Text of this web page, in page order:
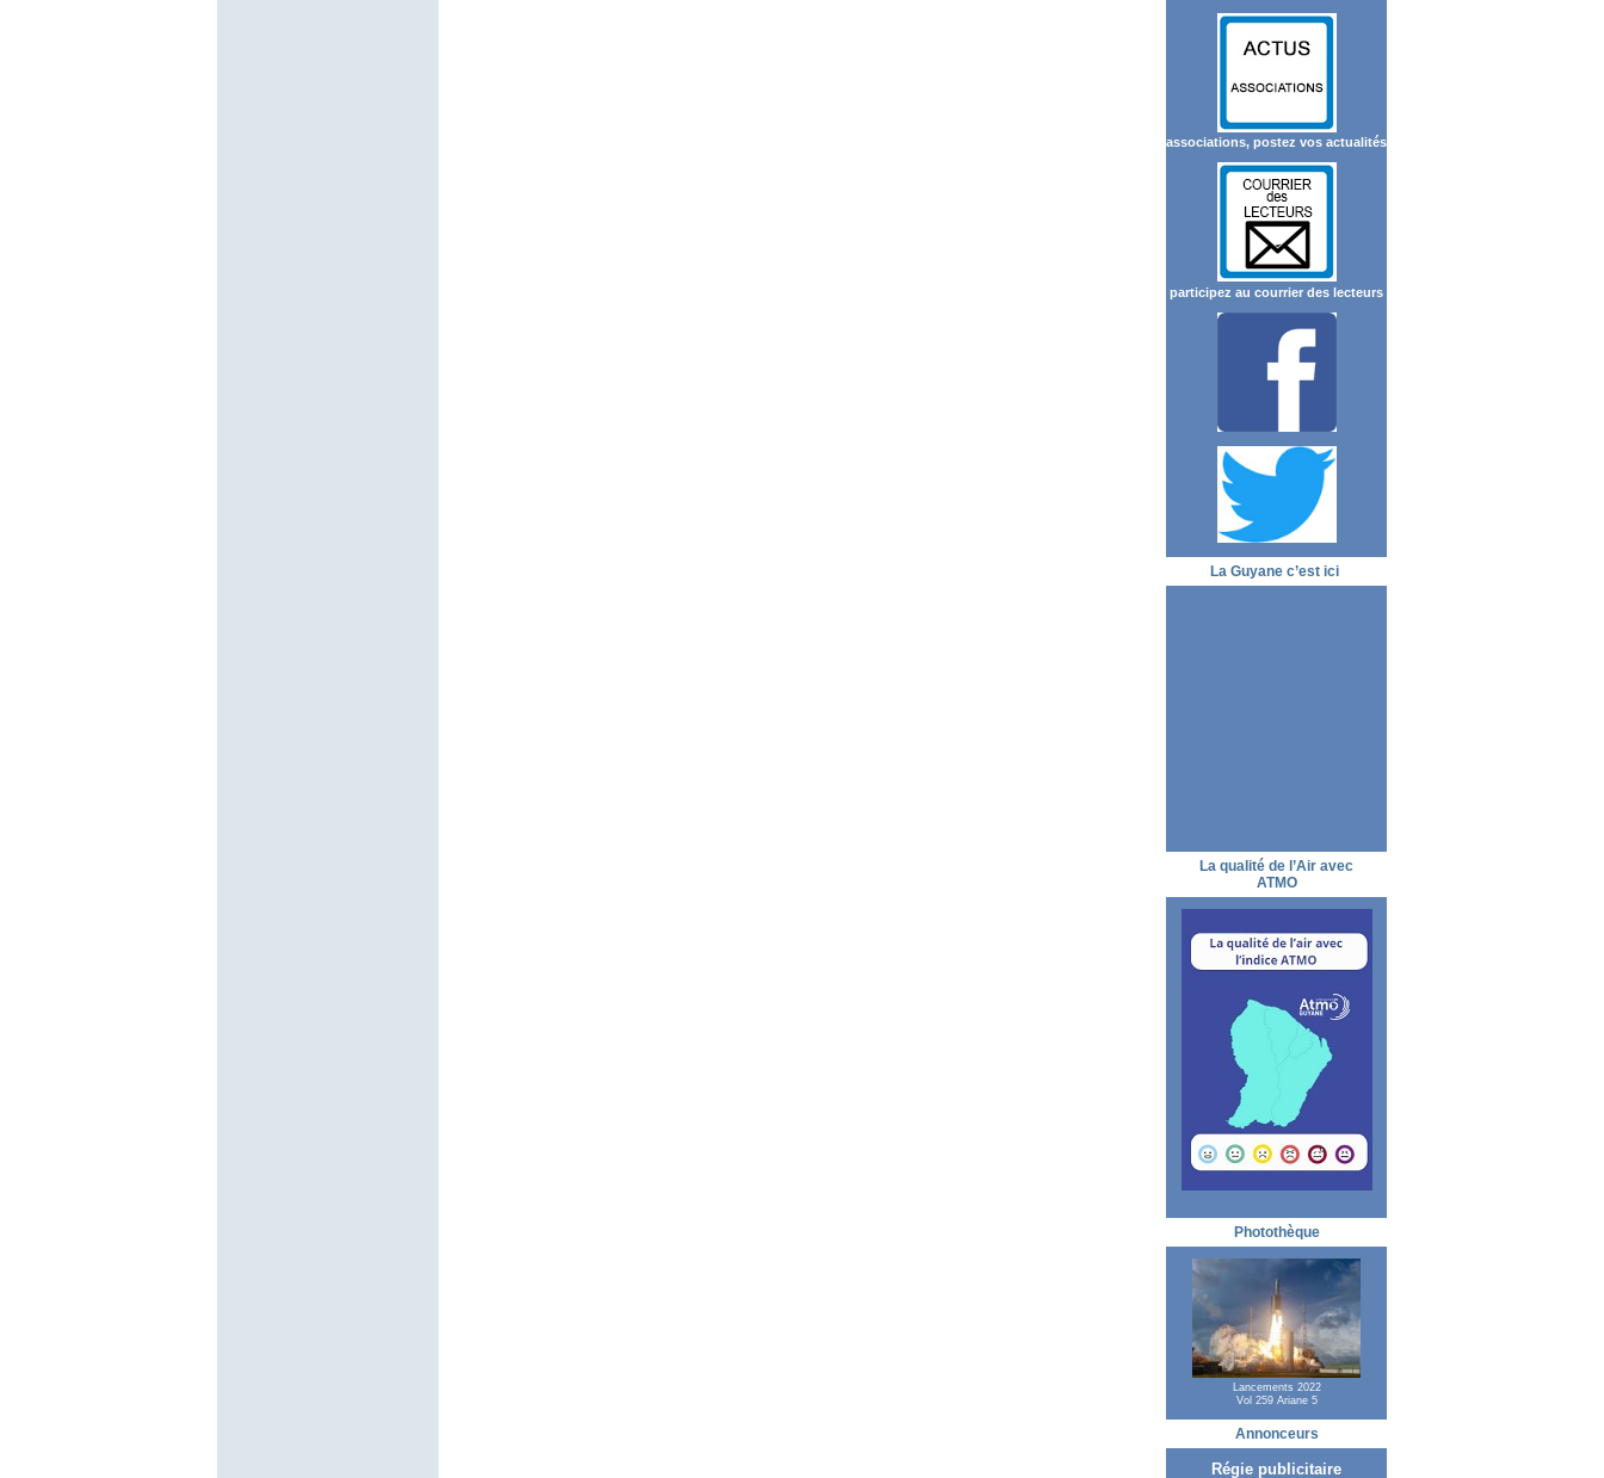
associations, postez vos actualités
participez au courrier des lecteurs
La Guyane c’est ici
La qualité de l’Air avec
ATMO
Photothèque
Lancements 2022
Vol 259 Ariane 5
Annonceurs
Régie publicitaire